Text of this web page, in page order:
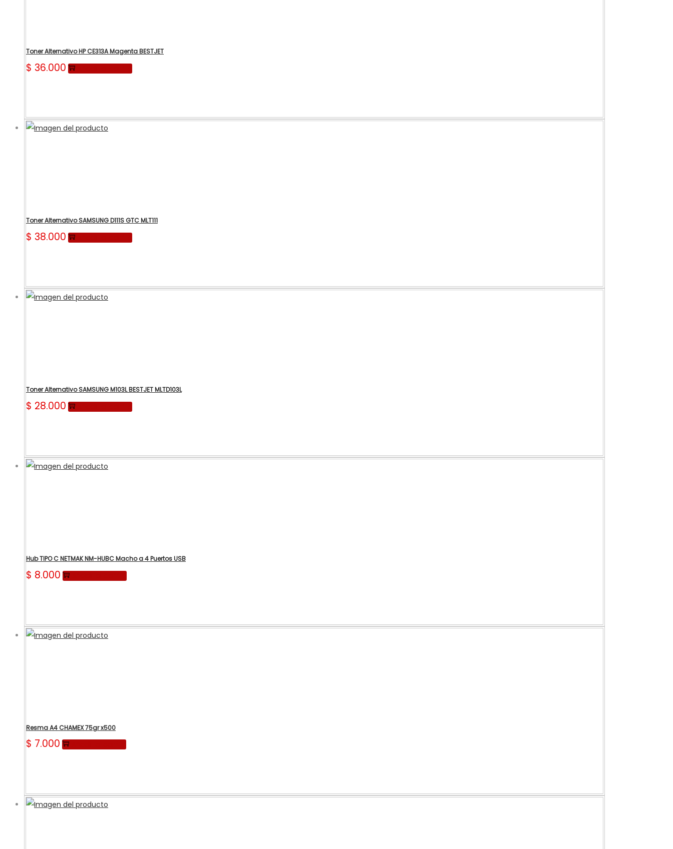
Toner Alternativo HP CE313A Magenta BESTJET
$ 36.000
Toner Alternativo SAMSUNG D111S GTC MLT111
$ 38.000
Toner Alternativo SAMSUNG M103L BESTJET MLTD103L
$ 28.000
Hub TIPO C NETMAK NM-HUBC Macho a 4 Puertos USB
$ 8.000
Resma A4 CHAMEX 75gr x500
$ 7.000